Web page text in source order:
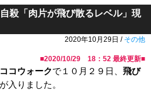
殺「肉片が飛び散るレベル」現
2020年10月29日 / その他
■2020/10/29 18：52 最終更新■
ココウォークで１０月２９日、 飛び
入りました。